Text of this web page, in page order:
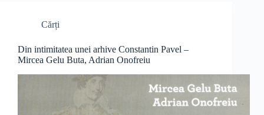
Cărți
Din intimitatea unei arhive Constantin Pavel –
Mircea Gelu Buta, Adrian Onofreiu